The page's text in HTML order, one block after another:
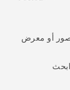
أو معرض